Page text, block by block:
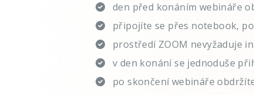
den před konáním webináře
připojíte se přes notebook,
prostředí ZOOM nevyžaduje
v den konání se jednoduše
po skončení webináře